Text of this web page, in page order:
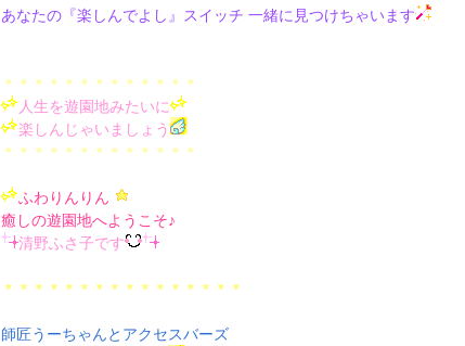
あなたの『楽しんでよし』スイッチ 一緒に見つけちゃいます
＊＊＊＊＊＊＊＊＊＊＊＊＊
人生を遊園地みたいに
楽しんじゃいましょう
＊＊＊＊＊＊＊＊＊＊＊＊＊
ふわりんりん
癒しの遊園地へようこそ♪
清野ふさ子です
＊＊＊＊＊＊＊＊＊＊＊＊＊＊＊＊
師匠うーちゃんとアクセスバーズ